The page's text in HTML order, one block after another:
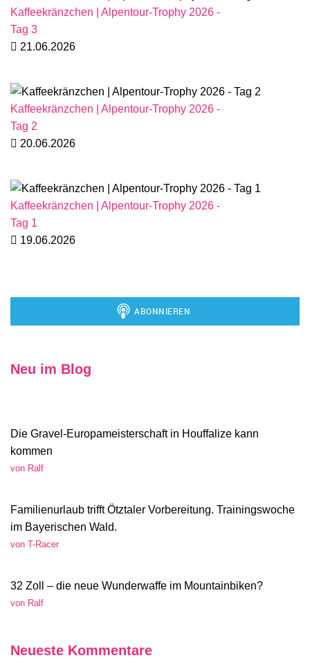
Kaffeekränzchen | Alpentour-Trophy 2026 -
Tag 3
21.06.2026
Kaffeekränzchen | Alpentour-Trophy 2026 -
Tag 2
20.06.2026
Kaffeekränzchen | Alpentour-Trophy 2026 -
Tag 1
19.06.2026
Neu im Blog
Die Gravel-Europameisterschaft in Houffalize kann
kommen
von Ralf
Familienurlaub trifft Ötztaler Vorbereitung. Trainingswoche
im Bayerischen Wald.
von T-Racer
32 Zoll – die neue Wunderwaffe im Mountainbiken?
von Ralf
Neueste Kommentare